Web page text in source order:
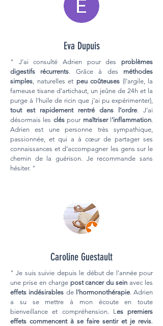
Eva Dupuis
" J’ai consulté Adrien pour des problèmes
digestifs récurrents. Grâce à des méthodes
simples, naturelles et peu coûteuses (l’argile, la
fameuse tisane d’artichaut, un jeûne de 24h et la
purge à l’huile de ricin que j’ai pu expérimenter),
tout est rapidement rentré dans l’ordre. J’ai
désormais les cléspour maîtriserl’inflammation.
Adrien est une personne très sympathique,
passionnée, et qui a à cœur de partager ses
connaissances et d’accompagner les gens sur le
chemin de la guérison. Je recommande sans
hésiter. "
Caroline Guestault
" Je suis suivie depuis le début de l'année pour
une prise en charge post cancer du sein avec les
effets indésirables de l'hormonothérapie. Adrien
a su se mettre à mon écoute en toute
bienveillance et compréhension. Les premiers
effets commencent à se faire sentir et je revis.